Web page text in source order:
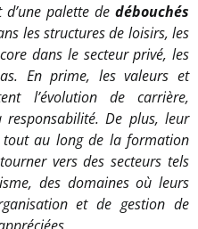
palette de débouchés
les structures de loisirs, les
dans le secteur privé, les
En prime, les valeurs et
l’évolution de carrière,
De plus, leur
tout au long de la formation
vers des secteurs tels
des domaines où leurs
et de gestion de